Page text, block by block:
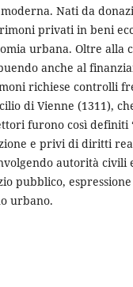
Nati da
privati in beni
urbana. Oltre alla
anche al
richiese controlli
di Vienne (1311),
furono così definiti
e privi di diritti
autorità civili
pubblico,
urbano.